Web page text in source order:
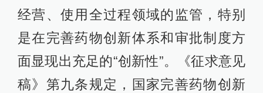
经营、使用全过程领域的监管，特别
是在完善药物创新体系和审批制度方
面显现出充足的“创新性”。《征求意见
稿》第九条规定，国家完善药物创新